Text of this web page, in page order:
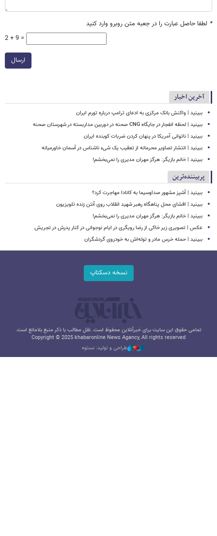
* لطفا حاصل عبارت را در جعبه متن روبرو وارد کنید
2 + 9 =
ارسال
آخرین اخبار
ببینید | واکنش بانک مرکزی به ادعای ترامپ درباره تورم ایران
ببینید | لحظه انفجار در جایگاه CNG صحنه در دوربین مداربسته در شهرستان صحنه
‏ببینید | ناتوانی آمریکا در پنهان کردن ضربات کوبنده ایران
ببینید | انتشار تصاویر محرمانه از تعقیب یک شیء ناشناس در آسمان خاورمیانه
ببینید | خانم بازیگر: هرگز مهران مدیری را نمی‌بخشم!
پربیننده‌ترین
ببینید | آشپز مشهور صداوسیما به کانادا مهاجرت کرد؟
ببینید | افشای محل پناهگاه‌ رهبر شهید انقلاب روی آنتن زنده تلویزیون
ببینید | خانم بازیگر: هرگز مهران مدیری را نمی‌بخشم!
عکس | تصویری زیر خاکی از رضا رویگری در ایام نوجوانی در کنار پدرش در تجریش
ببینید | حمله خرس مادر و توله‌اش به خودروی گردشگران
نسخه دسکتاپ
تمامی حقوق این سایت برای خبرآنلاین محفوظ است. نقل مطالب با ذکر منبع بلامانع است.
Copyright © 2025 khabaronline News Agancy, All rights reserved
طراحی و تولید: نستوه